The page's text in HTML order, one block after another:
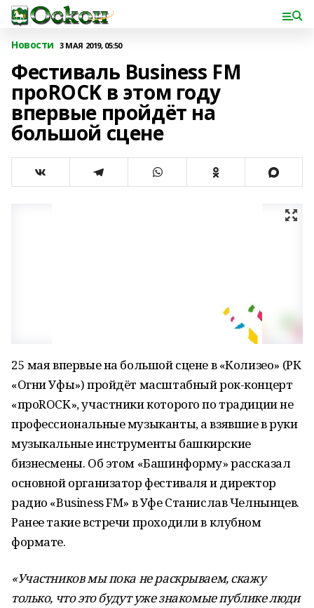
Новости 3 МАЯ 2019, 05:50
Фестиваль Business FM
проROCK в этом году
впервые пройдёт на
большой сцене
25 мая впервые на большой сцене в «Колизео» (РК
«Огни Уфы») пройдёт масштабный рок-концерт
«проROCK», участники которого по традиции не
профессиональные музыканты, а взявшие в руки
музыкальные инструменты башкирские
бизнесмены. Об этом «Башинформу» рассказал
основной организатор фестиваля и директор
радио «Business FM» в Уфе Станислав Челнынцев.
Ранее такие встречи проходили в клубном
формате.
«Участников мы пока не раскрываем, скажу
только, что это будут уже знакомые публике люди